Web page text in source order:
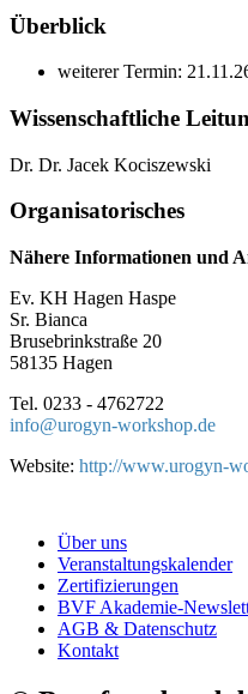
Überblick
weiterer Termin:
Wissenschaftliche
Dr. Dr. Jacek Kociszewski
Organisatorisches
Nähere Informationen und
Ev. KH Hagen Haspe
Sr. Bianca
Brusebrinkstraße 20
58135 Hagen
Tel. 0233 - 4762722
info@urogyn-workshop.de
Website: http://www.urogyn-
Über uns
Veranstaltungskalender
Zertifizierungen
BVF Akademie-
AGB & Datenschutz
Kontakt